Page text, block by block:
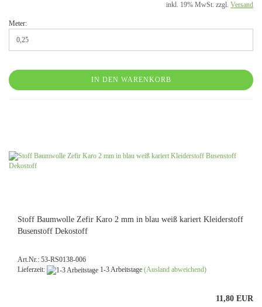
inkl. 19% MwSt. zzgl. Versand
Meter:
IN DEN WARENKORB
Stoff Baumwolle Zefir Karo 2 mm in blau weiß kariert Kleiderstoff
Busenstoff Dekostoff
Art.Nr.: 53-RS0138-006
Lieferzeit:
1-3 Arbeitstage (Ausland abweichend)
11,80 EUR